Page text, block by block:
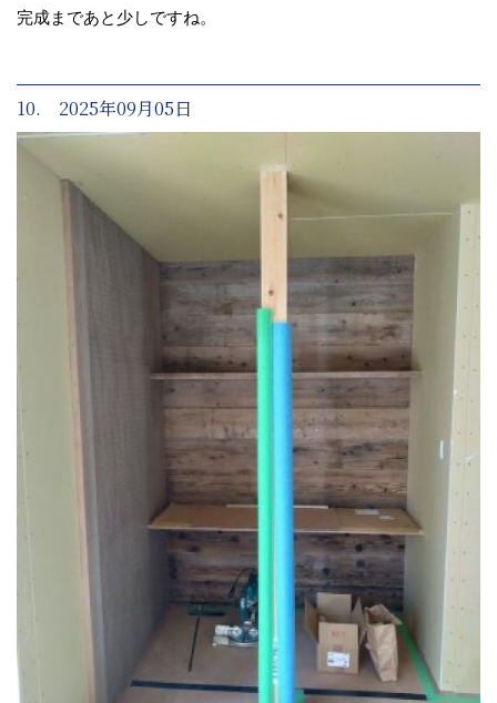
完成まであと少しですね。
10. 2025年09月05日